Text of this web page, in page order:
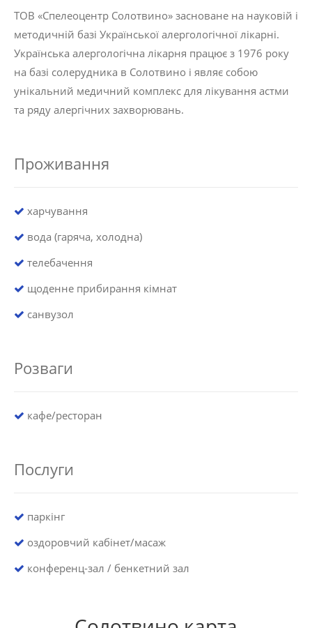
ТОВ «Спелеоцентр Солотвино» засноване на науковій і
методичній базі Української алергологічної лікарні.
Українська алергологічна лікарня працює з 1976 року
на базі солерудника в Солотвино і являє собою
унікальний медичний комплекс для лікування астми
та ряду алергічних захворювань.
Проживання
харчування
вода (гаряча, холодна)
телебачення
щоденне прибирання кімнат
санвузол
Розваги
кафе/ресторан
Послуги
паркінг
оздоровчий кабінет/масаж
конференц-зал / бенкетний зал